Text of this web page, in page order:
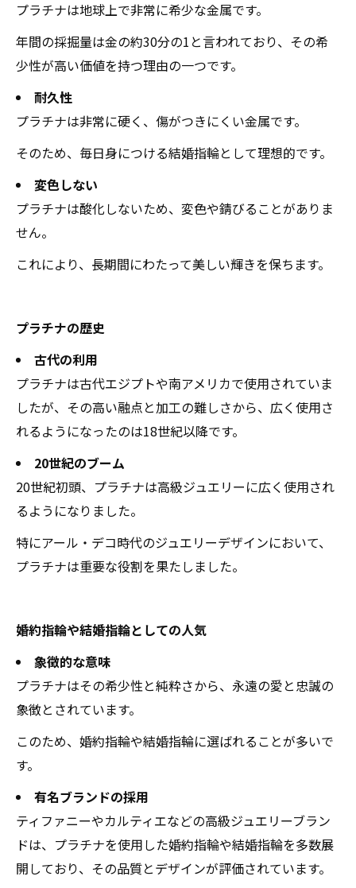
プラチナは地球上で非常に希少な金属です。
年間の採掘量は金の約30分の1と言われており、その希
少性が高い価値を持つ理由の一つです。
耐久性
プラチナは非常に硬く、傷がつきにくい金属です。
そのため、毎日身につける結婚指輪として理想的です。
変色しない
プラチナは酸化しないため、変色や錆びることがありま
せん。
これにより、長期間にわたって美しい輝きを保ちます。
プラチナの歴史
古代の利用
プラチナは古代エジプトや南アメリカで使用されていま
したが、その高い融点と加工の難しさから、広く使用さ
れるようになったのは18世紀以降です。
20世紀のブーム
20世紀初頭、プラチナは高級ジュエリーに広く使用され
るようになりました。
特にアール・デコ時代のジュエリーデザインにおいて、
プラチナは重要な役割を果たしました。
婚約指輪や結婚指輪としての人気
象徴的な意味
プラチナはその希少性と純粋さから、永遠の愛と忠誠の
象徴とされています。
このため、婚約指輪や結婚指輪に選ばれることが多いで
す。
有名ブランドの採用
ティファニーやカルティエなどの高級ジュエリーブラン
ドは、プラチナを使用した婚約指輪や結婚指輪を多数展
開しており、その品質とデザインが評価されています。